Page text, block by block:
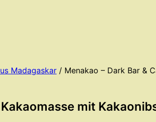
Madagaskar / Menakao – Dark Bar &
mit